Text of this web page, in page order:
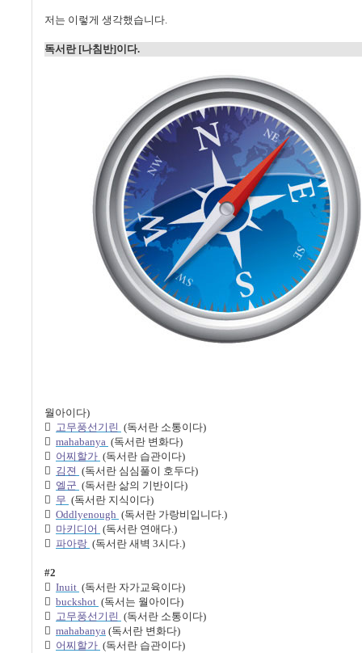
저는 이렇게 생각했습니다.
독서란[나침반]이다.
월아이다)
 고무풍선기린 (독서란 소통이다)
 mahabanya (독서란 변화다)
 어찌할가 (독서란 습관이다)
 김젼 (독서란 심심풀이 호두다)
 엘군 (독서란 삶의 기반이다)
 무 (독서란 지식이다)
 Oddlyenough (독서란 가랑비입니다.)
 마키디어 (독서란 연애다.)
 파아랑 (독서란 새벽 3시다.)
#2
 Inuit (독서란 자가교육이다)
 buckshot (독서는 월아이다)
 고무풍선기린 (독서란 소통이다)
 mahabanya (독서란 변화다)
 어찌할가 (독서란 습관이다)